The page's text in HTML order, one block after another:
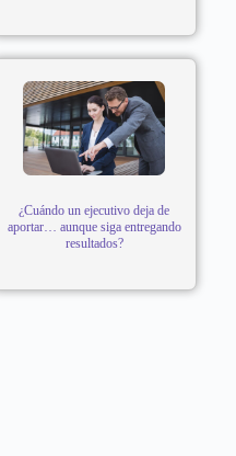
¿Cuándo un ejecutivo deja de
aportar… aunque siga entregando
resultados?